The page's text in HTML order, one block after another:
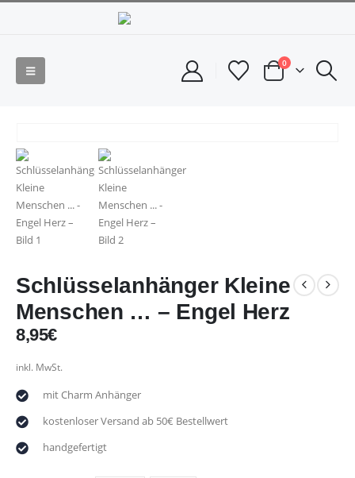
0
Schlüsselanhänger Kleine
Menschen … – Engel Herz
8,95€
inkl. MwSt.
mit Charm Anhänger
kostenloser Versand ab 50€ Bestellwert
handgefertigt